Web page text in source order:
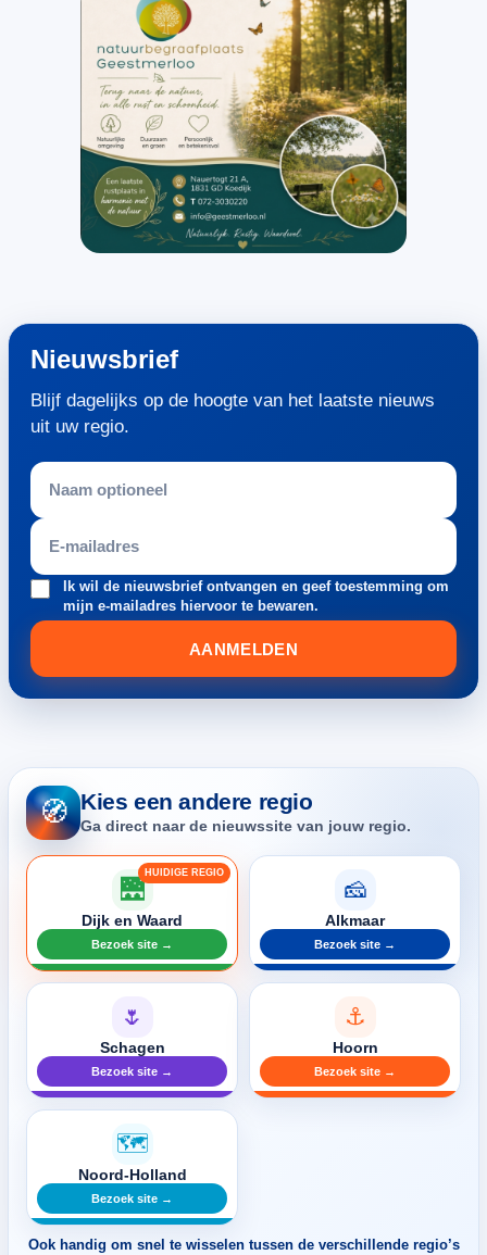
Nieuwsbrief
Blijf dagelijks op de hoogte van het laatste nieuws
uit uw regio.
Ik wil de nieuwsbrief ontvangen en geef toestemming om
mijn e-mailadres hiervoor te bewaren.
AANMELDEN
🧭 Kies een andere regio
Ga direct naar de nieuwssite van jouw regio.
🌉
Dijk en Waard
Bezoek site →
🧀
Alkmaar
Bezoek site →
🌷
Schagen
Bezoek site →
⚓
Hoorn
Bezoek site →
🗺️
Noord-Holland
Bezoek site →
Ook handig om snel te wisselen tussen de verschillende regio’s